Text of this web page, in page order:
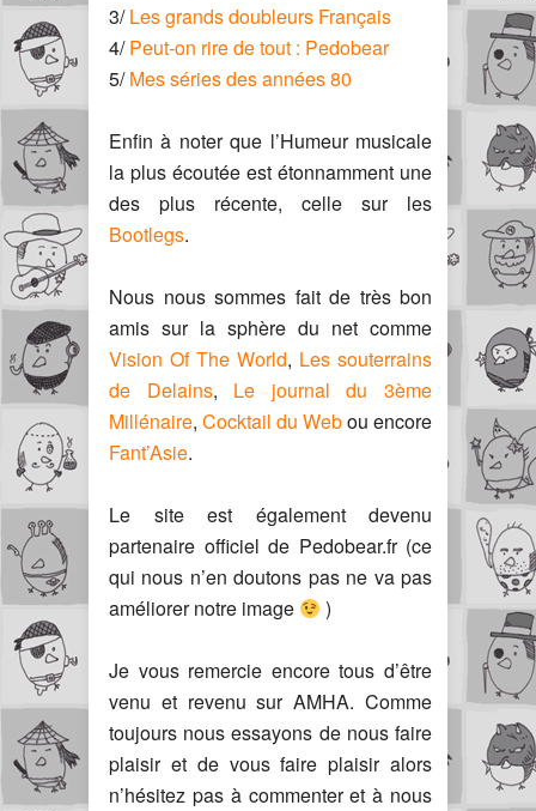
3/Les grands doubleurs Français
4/Peut-on rire de tout : Pedobear
5/Mes séries des années 80
Enfin à noter que l’Humeur musicale
la plus écoutée est étonnamment une
des plus récente, celle sur les
Bootlegs.
Nous nous sommes fait de très bon
amis sur la sphère du net comme
Vision Of The World, Les souterrains
de Delains, Le journal du 3ème
Millénaire, Cocktail du Webou encore
Fant’Asie.
Le site est également devenu
partenaire officiel de Pedobear.fr (ce
qui nous n’en doutons pas ne va pas
améliorer notre image
)
Je vous remercie encore tous d’être
venu et revenu sur AMHA. Comme
toujours nous essayons de nous faire
plaisir et de vous faire plaisir alors
n’hésitez pas à commenter et à nous